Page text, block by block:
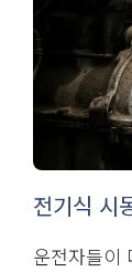
전기식 시
운전자들이